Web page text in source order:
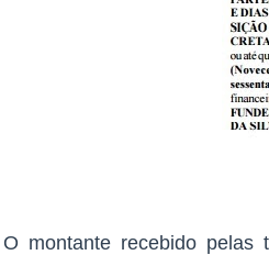
O montante recebido